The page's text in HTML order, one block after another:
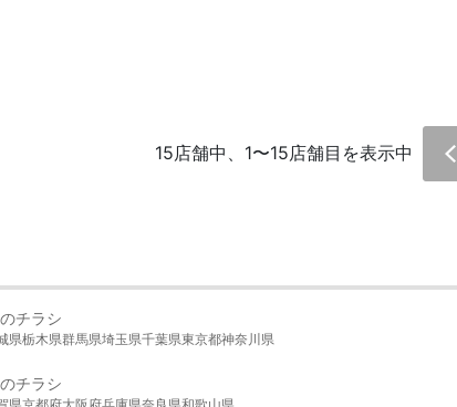
15店舗中、1〜15店舗目を表示中
チラシ
県栃木県群馬県埼玉県千葉県東京都神奈川県
チラシ